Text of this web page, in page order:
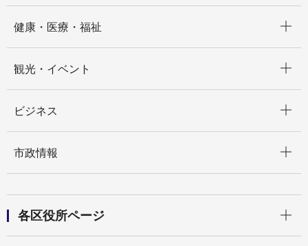
健康・医療・福祉
観光・イベント
ビジネス
市政情報
各区役所ページ